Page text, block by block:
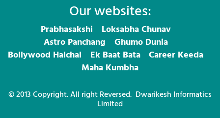
Our websites:
Prabhasakshi
Loksabha Chunav
Astro Panchang
Ghumo Dunia
Bollywood Halchal
Ek Baat Bata
Career Keeda
Maha Kumbha
© 2013 Copyright. All right Reversed. Dwarikesh Informatics
Limited